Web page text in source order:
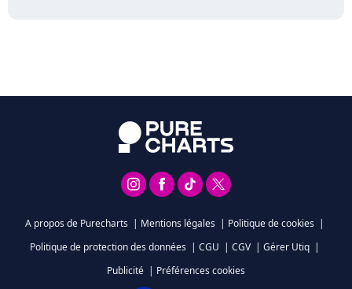
A propos de Purecharts | Mentions légales | Politique de cookies |
Politique de protection des données | CGU | CGV | Gérer Utiq |
Publicité | Préférences cookies